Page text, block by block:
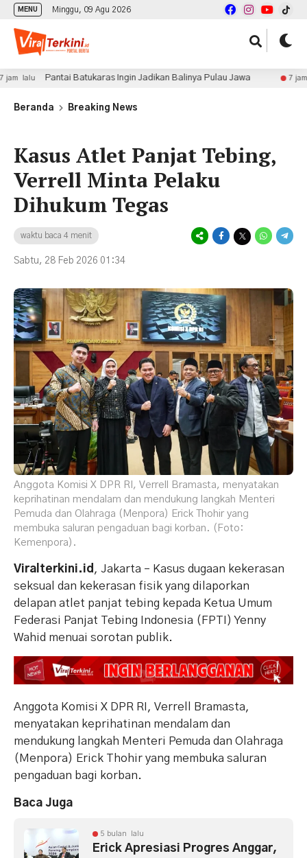
MENU Minggu, 09 Agu 2026
Batukaras Ingin Jadikan Balinya Pulau Jawa 7 jam lalu
Beranda Breaking News
Kasus Atlet Panjat Tebing,
Verrell Minta Pelaku
Dihukum Tegas
waktu baca 4 menit
Sabtu, 28 Feb 2026 01:34
Anggota Komisi X DPR RI, Verrell Bramasta, menyatakan
keprihatinan mendalam dan mendukung langkah Menteri
Pemuda dan Olahraga (Menpora) Erick Thohir yang
membuka saluran pengaduan bagi korban. (Foto:
Kemenpora).
Viralterkini.id , Jakarta – Kasus dugaan kekerasan
seksual dan kekerasan fisik yang dilaporkan
delapan atlet panjat tebing kepada Ketua Umum
Federasi Panjat Tebing Indonesia (FPTI) Yenny
Wahid menuai sorotan publik.
Anggota Komisi X DPR RI, Verrell Bramasta,
menyatakan keprihatinan mendalam dan
mendukung langkah Menteri Pemuda dan Olahraga
(Menpora) Erick Thohir yang membuka saluran
pengaduan bagi korban.
Baca Juga
5 bulan lalu
Erick Apresiasi Progres Anggar,